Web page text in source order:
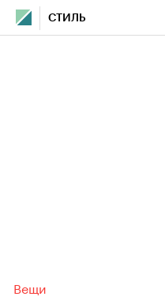
СТИЛЬ
Вещи